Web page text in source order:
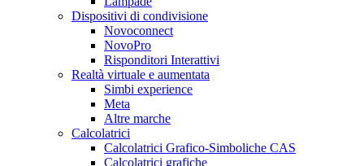
Dispositivi di condivisione
Novoconnect
NovoPro
Risponditori Interattivi
Realtà virtuale e aumentata
Simbi experience
Meta
Altre marche
Calcolatrici
Calcolatrici Grafico-Simboliche CAS
Calcolatrici grafiche